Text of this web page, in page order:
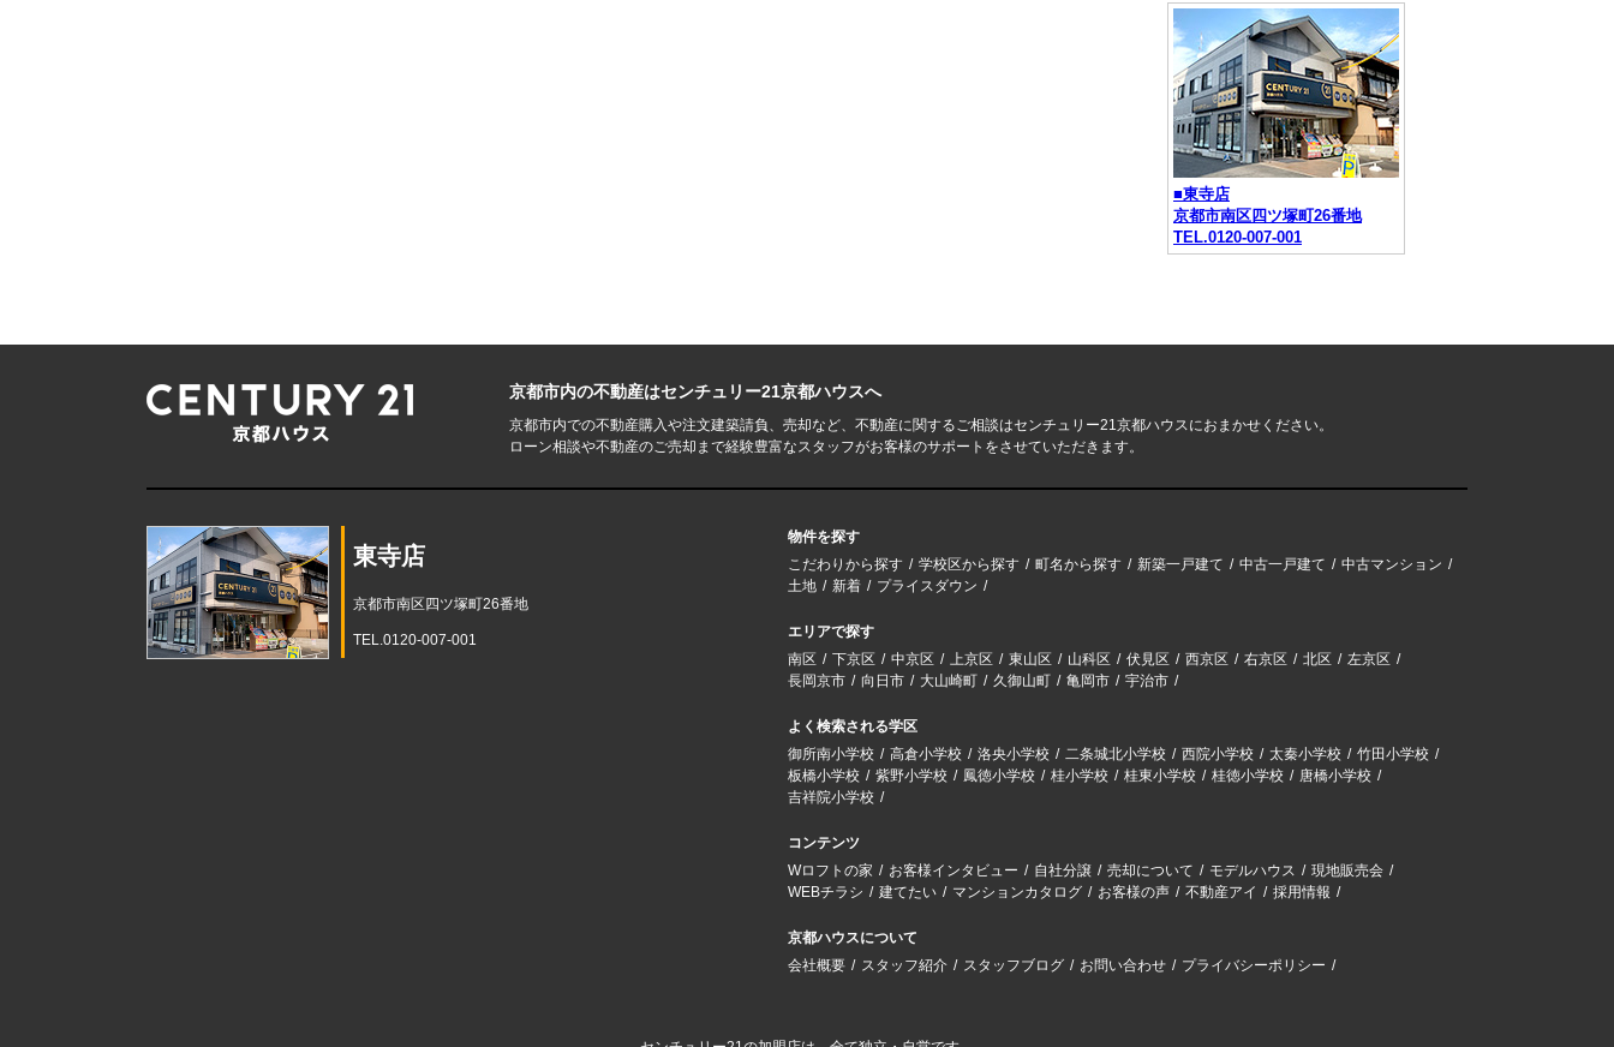
■東寺店
京都市南区四ツ塚町26番地
TEL.0120-007-001
京都市内の不動産はセンチュリー21京都ハウスへ
京都市内での不動産購入や注文建築請負、売却など、不動産に関するご相談はセンチュリー21京都ハウスにおまかせください。
ローン相談や不動産のご売却まで経験豊富なスタッフがお客様のサポートをさせていただきます。
東寺店
京都市南区四ツ塚町26番地
TEL.0120-007-001
物件を探す
こだわりから探す
学校区から探す 町名から探す 新築一戸建て 中古一戸建て
中古マンション
土地
新着 プライスダウン
エリアで探す
南区
下京区 中京区 上京区 東山区 山科区 伏見区 西京区 右京区 北区
左京区
長岡京市
向日市 大山崎町 久御山町 亀岡市 宇治市
よく検索される学区
御所南小学校
高倉小学校 洛央小学校 二条城北小学校 西院小学校 太秦小学校
竹田小学校
板橋小学校
紫野小学校 鳳徳小学校 桂小学校 桂東小学校 桂徳小学校
唐橋小学校
吉祥院小学校
コンテンツ
Wロフトの家
お客様インタビュー 自社分譲 売却について モデルハウス
現地販売会
WEBチラシ
建てたい マンションカタログ お客様の声 不動産アイ 採用情報
京都ハウスについて
会社概要
スタッフ紹介 スタッフブログ お問い合わせ プライバシーポリシー